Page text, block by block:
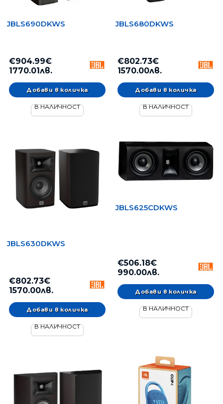
JBLS690DKWS
€904.99€
1770.01лв.
В НАЛИЧНОСТ
JBLS680DKWS
€802.73€
1570.00лв.
В НАЛИЧНОСТ
JBLS630DKWS
€802.73€
1570.00лв.
В НАЛИЧНОСТ
JBLS625CDKWS
€506.18€
990.00лв.
В НАЛИЧНОСТ